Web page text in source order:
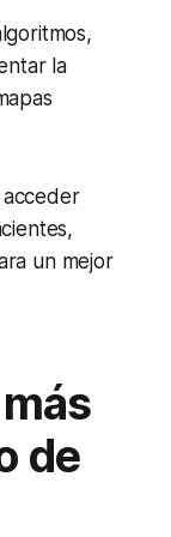
la
acceder
un mejor
de